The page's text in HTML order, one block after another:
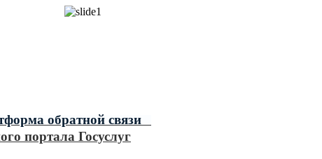
обратной связи
портала Госуслуг